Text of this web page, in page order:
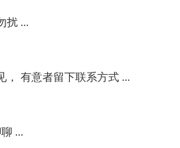
扰 ...
， 有意者留下联系方式 ...
...